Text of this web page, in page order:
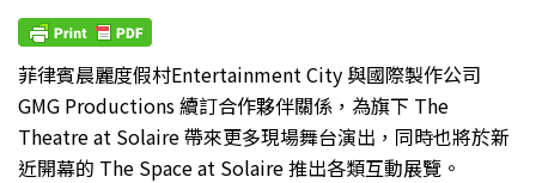
菲律賓晨麗度假村Entertainment City 與國際製作公司
GMG Productions 續訂合作夥伴關係，為旗下 The
Theatre at Solaire 帶來更多現場舞台演出，同時也將於新
近開幕的 The Space at Solaire 推出各類互動展覽。